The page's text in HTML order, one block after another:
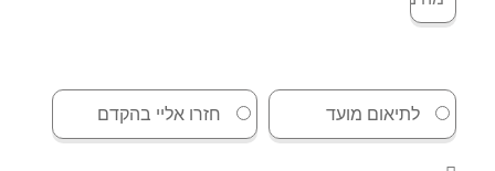
לתיאום מועד חזרו אליי בהקדם